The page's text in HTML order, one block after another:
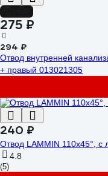
275 ₽
294 ₽
Отвод внутренней
+ правый 013021305
240 ₽
Отвод LAMMIN 110х45°,
4.8
(5)